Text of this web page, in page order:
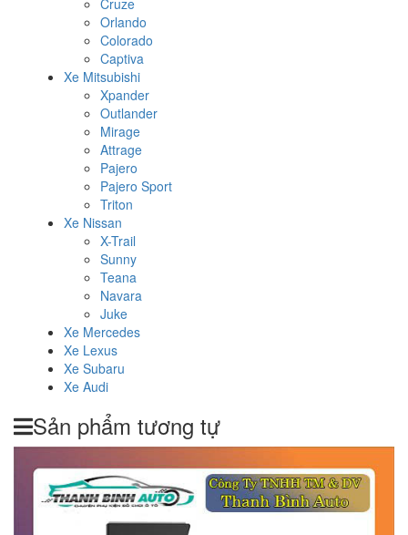
Cruze
Orlando
Colorado
Captiva
Xe Mitsubishi
Xpander
Outlander
Mirage
Attrage
Pajero
Pajero Sport
Triton
Xe Nissan
X-Trail
Sunny
Teana
Navara
Juke
Xe Mercedes
Xe Lexus
Xe Subaru
Xe Audi
Sản phẩm tương tự